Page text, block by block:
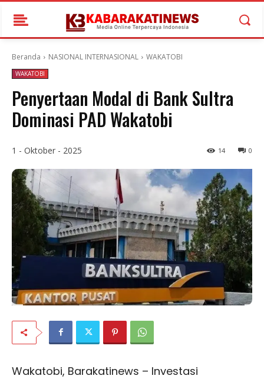
Beranda NASIONAL INTERNASIONAL WAKATOBI
WAKATOBI
Penyertaan Modal di Bank Sultra
Dominasi PAD Wakatobi
1 - Oktober - 2025 0
14
Wakatobi, Barakatinews – Investasi